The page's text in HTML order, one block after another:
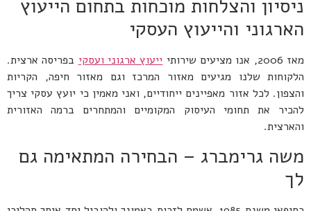
ניסיון והצלחות מוכחות בתחום הייעוץ
הארגוני והייעוץ העסקי
מאז 2006, אנו מציעים שירותי ייעוץ ארגוני ועסקי בפריסה ארצית.
הלקוחות שלנו מגיעים מאזור המרכז וגם מאזור חיפה, הקריות
והצפון. לכל אזור מאפיינים ייחודיים, ואני מאמין כי יועץ עסקי צריך
להכיר את תחומי העיסוק המקומיים והמתחרים ברמה האזורית
והארצית.
משה גרימברג – הבחירה המתאימה גם
לך